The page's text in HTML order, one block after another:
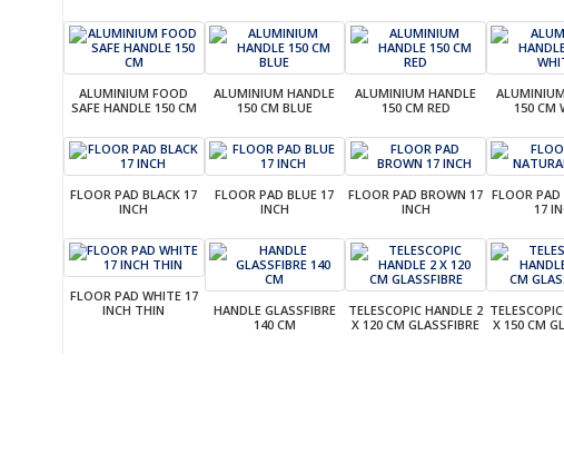
ALUMINIUM FOOD
SAFE HANDLE 150 CM
ALUMINIUM HANDLE
150 CM BLUE
ALUMINIUM HANDLE
150 CM RED
150 CM
FLOOR PAD BLACK 17
INCH
FLOOR PAD BLUE 17
INCH
FLOOR PAD BROWN 17
INCH
FLOOR PAD
17
FLOOR PAD WHITE 17
INCH THIN
HANDLE GLASSFIBRE
140 CM
TELESCOPIC HANDLE 2
X 120 CM GLASSFIBRE
X 150 CM